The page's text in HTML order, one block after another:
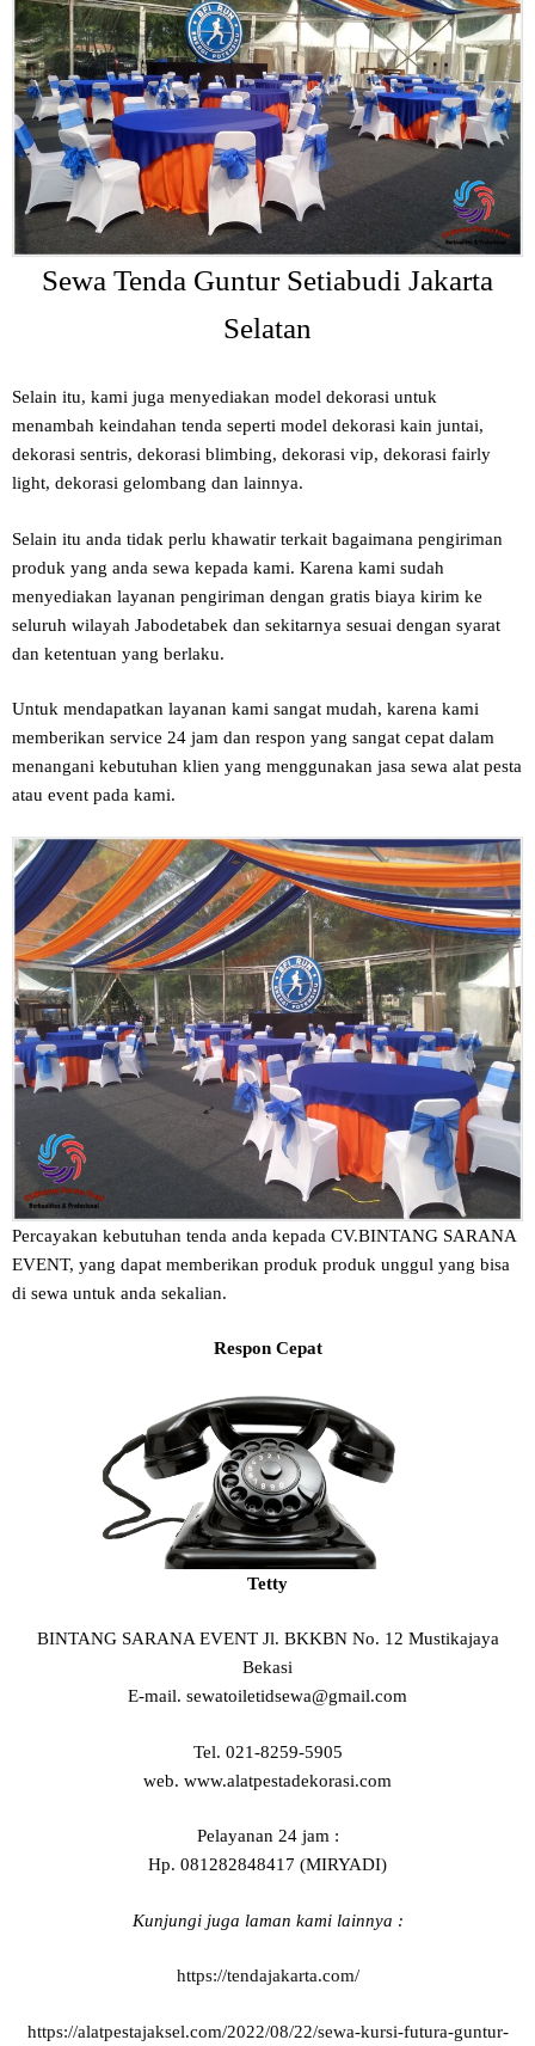
Sewa Tenda Guntur Setiabudi Jakarta
Selatan
Selain itu, kami juga menyediakan model dekorasi untuk
menambah keindahan tenda seperti model dekorasi kain juntai,
dekorasi sentris, dekorasi blimbing, dekorasi vip, dekorasi fairly
light, dekorasi gelombang dan lainnya.
Selain itu anda tidak perlu khawatir terkait bagaimana pengiriman
produk yang anda sewa kepada kami. Karena kami sudah
menyediakan layanan pengiriman dengan gratis biaya kirim ke
seluruh wilayah Jabodetabek dan sekitarnya sesuai dengan syarat
dan ketentuan yang berlaku.
Untuk mendapatkan layanan kami sangat mudah, karena kami
memberikan service 24 jam dan respon yang sangat cepat dalam
menangani kebutuhan klien yang menggunakan jasa sewa alat pesta
atau event pada kami.
Percayakan kebutuhan tenda anda kepada CV.BINTANG SARANA
EVENT, yang dapat memberikan produk produk unggul yang bisa
di sewa untuk anda sekalian.
Respon Cepat
Tetty
BINTANG SARANA EVENT Jl. BKKBN No. 12 Mustikajaya
Bekasi
E-mail. sewatoiletidsewa@gmail.com
Tel. 021-8259-5905
web. www.alatpestadekorasi.com
Pelayanan 24 jam :
Hp. 081282848417 (MIRYADI)
Kunjungi juga laman kami lainnya :
https://tendajakarta.com/
https://alatpestajaksel.com/2022/08/22/sewa-kursi-futura-guntur-